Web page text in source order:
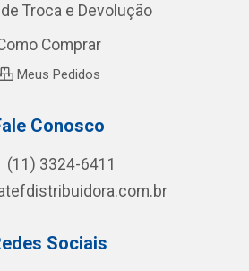
Troca e Devolução
Comprar
Meus Pedidos
Conosco
(11) 3324-6411
Sociais